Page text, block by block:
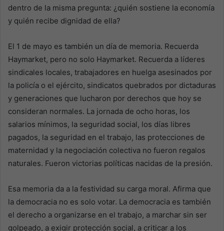
dentro de la misma pregunta: ¿quién sostiene la economía
y quién recibe dignidad de ella?
El 1 de mayo es también un día de memoria. Recuerda
Haymarket, pero no solo Haymarket. Recuerda a líderes
sindicales locales, trabajadores en huelga asesinados por
la policía o el ejército, sindicatos quebrados por dictaduras
y generaciones que lucharon por derechos que hoy se
consideran normales. La jornada de ocho horas, los
salarios mínimos, la seguridad social, los días libres
pagados, la seguridad en el trabajo, las protecciones de
maternidad y la negociación colectiva no fueron regalos
naturales. Fueron victorias políticas nacidas de la presión.
Esa memoria da a la festividad su carga moral. Afirma que
la democracia no es solo votar. La democracia es también
el derecho a organizarse en el trabajo, a marchar sin ser
golpeado, a exigir protección social, a criticar a los